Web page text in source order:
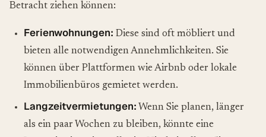
Betracht ziehen können:
Ferienwohnungen: Diese sind oft möbliert und
bieten alle notwendigen Annehmlichkeiten. Sie
können über Plattformen wie Airbnb oder lokale
Immobilienbüros gemietet werden.
Langzeitvermietungen: Wenn Sie planen, länger
als ein paar Wochen zu bleiben, könnte eine